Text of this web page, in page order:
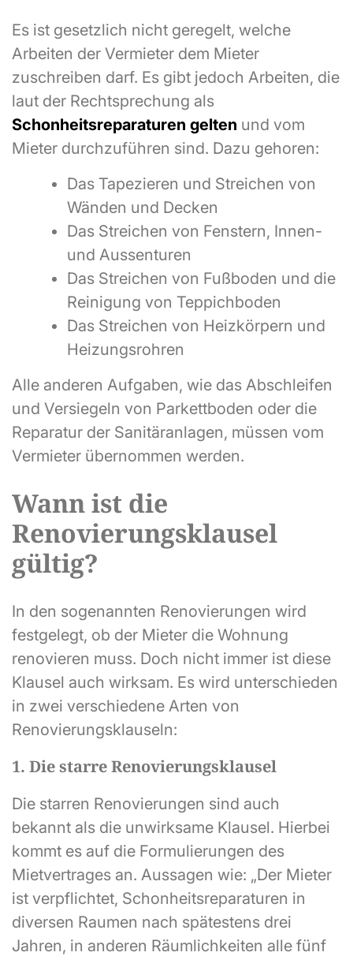
Es ist gesetzlich nicht geregelt, welche
Arbeiten der Vermieter dem Mieter
zuschreiben darf. Es gibt jedoch Arbeiten, die
laut der Rechtsprechung als
Schonheitsreparaturen gelten und vom
Mieter durchzuführen sind. Dazu gehoren:
Das Tapezieren und Streichen von
Wänden und Decken
Das Streichen von Fenstern, Innen-
und Aussenturen
Das Streichen von Fußboden und die
Reinigung von Teppichboden
Das Streichen von Heizkörpern und
Heizungsrohren
Alle anderen Aufgaben, wie das Abschleifen
und Versiegeln von Parkettboden oder die
Reparatur der Sanitäranlagen, müssen vom
Vermieter übernommen werden.
Wann ist die
Renovierungsklausel
gültig?
In den sogenannten Renovierungen wird
festgelegt, ob der Mieter die Wohnung
renovieren muss. Doch nicht immer ist diese
Klausel auch wirksam. Es wird unterschieden
in zwei verschiedene Arten von
Renovierungsklauseln:
1. Die starre Renovierungsklausel
Die starren Renovierungen sind auch
bekannt als die unwirksame Klausel. Hierbei
kommt es auf die Formulierungen des
Mietvertrages an. Aussagen wie: „Der Mieter
ist verpflichtet, Schonheitsreparaturen in
diversen Raumen nach spätestens drei
Jahren, in anderen Räumlichkeiten alle fünf